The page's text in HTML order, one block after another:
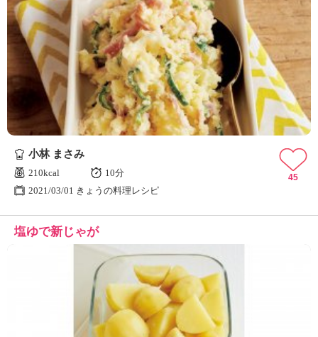
小林 まさみ
210kcal
10分
2021/03/01 きょうの料理レシピ
45
塩ゆで新じゃが